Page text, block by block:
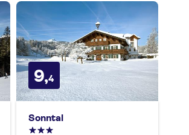
9,4
Sonntal